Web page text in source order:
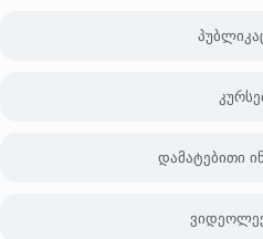
დამატებითი